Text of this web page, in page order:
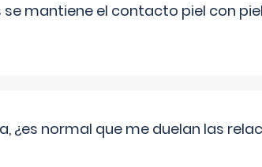
mantiene el contacto piel con
¿es normal que me duelan las